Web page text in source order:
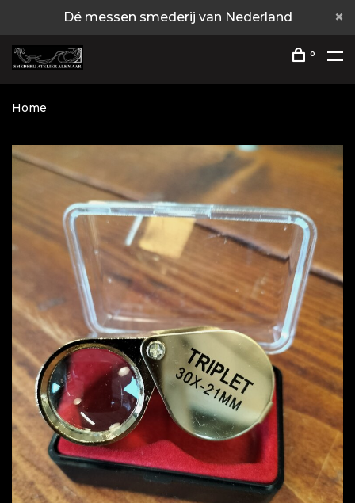
Dé messen smederij van Nederland
0
Home